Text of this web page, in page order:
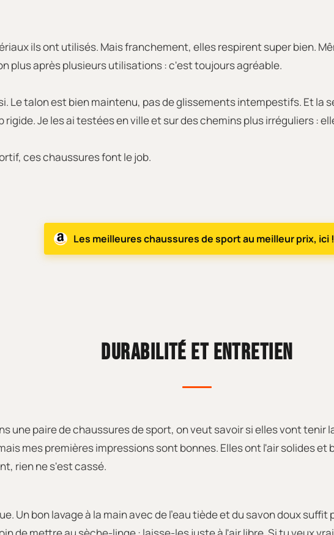
ils ont utilisés. Mais franchement, elles respirent super bien.
plus après plusieurs utilisations : c'est toujours agréable.
Le talon est bien maintenu, pas de glissements intempestifs. Et la
Je les ai testées en ville et sur des chemins plus irréguliers :
ces chaussures font le job.
Les meilleures chaussures de sport au meilleur prix, ici !
DURABILITÉ ET ENTRETIEN
une paire de chaussures de sport, on veut savoir si elles vont tenir
mes premières impressions sont bonnes. Elles ont l'air solides
rien ne s'est cassé.
Un bon lavage à la main avec de l'eau tiède et du savon doux